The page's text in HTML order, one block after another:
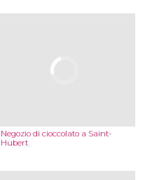
Negozio di cioccolato a Saint-
Hubert